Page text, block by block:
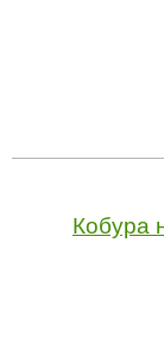
Кобура